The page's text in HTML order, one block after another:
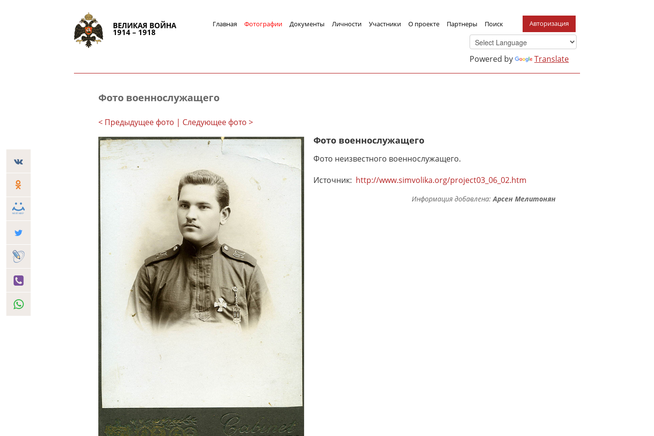
ВЕЛИКАЯ ВОЙНА
1914 – 1918
Главная Фотографии Документы Личности Участники О проекте Партнеры Поиск Авторизация
Powered by Translate
Фото военнослужащего
< Предыдущее фото | Следующее фото >
Фото военнослужащего
Фото неизвестного военнослужащего.
Источник: http://www.simvolika.org/project03_06_02.htm
Информация добавлена:Арсен Мелитонян